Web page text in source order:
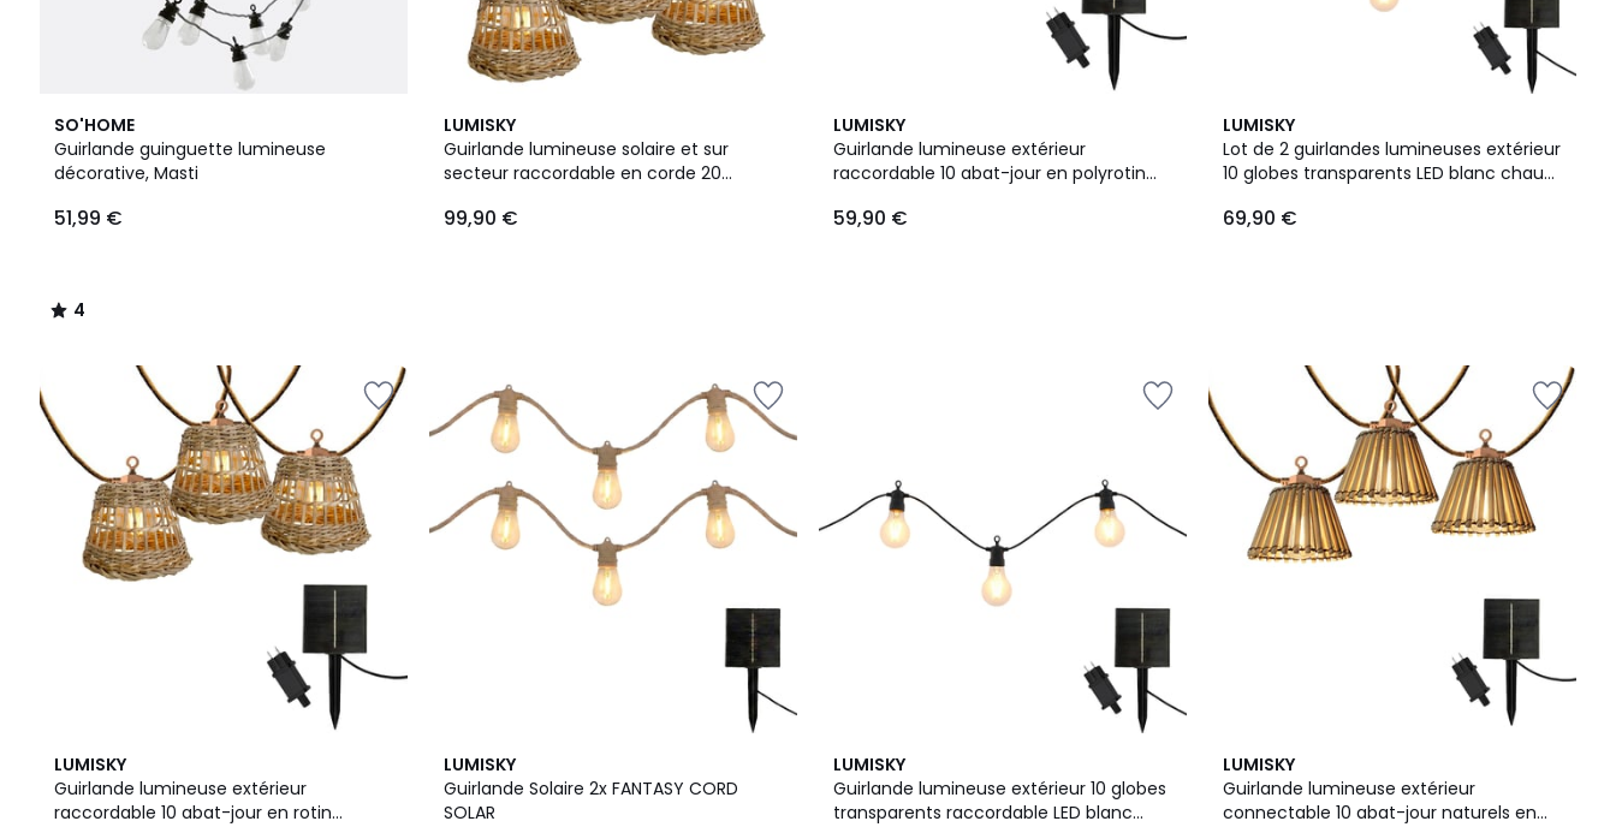
SO'HOME
Guirlande guinguette lumineuse
décorative, Masti
€.
51,99 €
4
/
5
4
/
LUMISKY
Guirlande lumineuse solaire et sur
secteur raccordable en corde 20
chaud dimmable SAMOA LIGHT HYBRID
99,90 €
LUMISKY
Guirlande lumineuse extérieur
raccordable 10 abat-jour en polyrotin
solaire et sur secteur
59,90 €
LUMISKY
Lot de 2 guirlandes lumineuses extérieur
10 globes transparents LED blanc chaud
solaire et sur secteur
69,90 €
LUMISKY
Guirlande lumineuse extérieur
raccordable 10 abat-jour en rotin
LUMISKY
Guirlande Solaire 2x FANTASY CORD
SOLAR
LUMISKY
Guirlande lumineuse extérieur 10 globes
transparents raccordable LED blanc
5
/
5
LUMISKY
Guirlande lumineuse extérieur
connectable 10 abat-jour naturels en